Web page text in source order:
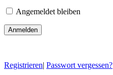
Angemeldet bleiben
Registrieren| Passwort vergessen?